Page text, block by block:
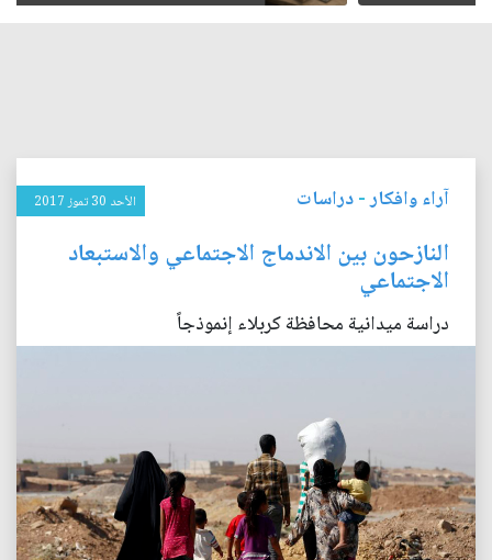
آراء وافكار-دراسات الأحد 30 تموز 2017
النازحون بين الاندماج الاجتماعي والاستبعاد
الاجتماعي
دراسة ميدانية محافظة كربلاء إنموذجاً